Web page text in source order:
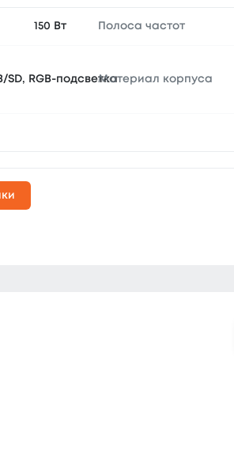
150 Вт Полоса частот
RGB-подсветкаМатериал корпуса